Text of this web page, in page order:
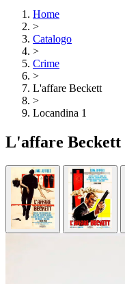
Home
>
Catalogo
>
Crime
>
L'affare Beckett
>
Locandina 1
L'affare Beckett